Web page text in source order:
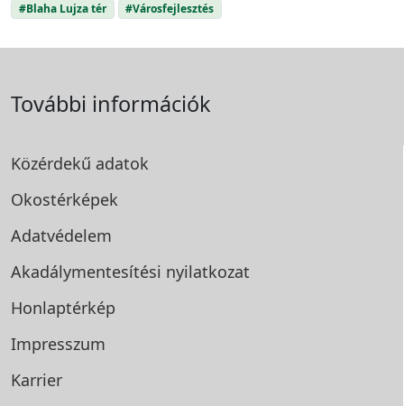
#Blaha Lujza tér #Városfejlesztés
További információk
Közérdekű adatok
Okostérképek
Adatvédelem
Akadálymentesítési nyilatkozat
Honlaptérkép
Impresszum
Karrier